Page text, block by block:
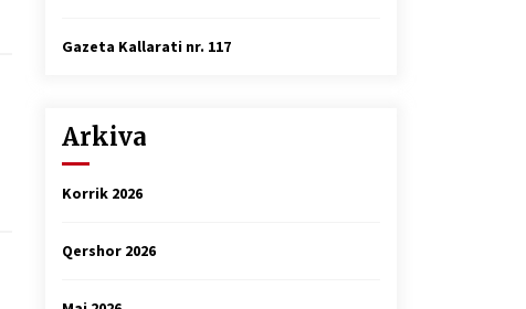
Gazeta Kallarati nr. 117
Arkiva
Korrik 2026
Qershor 2026